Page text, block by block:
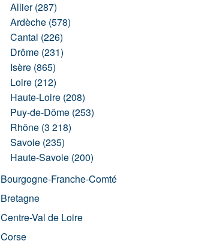
Allier (287)
Ardèche (578)
Cantal (226)
Drôme (231)
Isère (865)
Loire (212)
Haute-Loire (208)
Puy-de-Dôme (253)
Rhône (3 218)
Savoie (235)
Haute-Savoie (200)
Bourgogne-Franche-Comté
Bretagne
Centre-Val de Loire
Corse